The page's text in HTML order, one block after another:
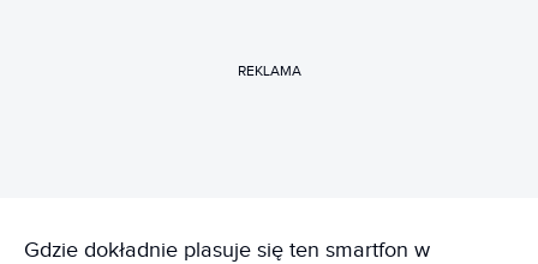
REKLAMA
Gdzie dokładnie plasuje się ten smartfon w